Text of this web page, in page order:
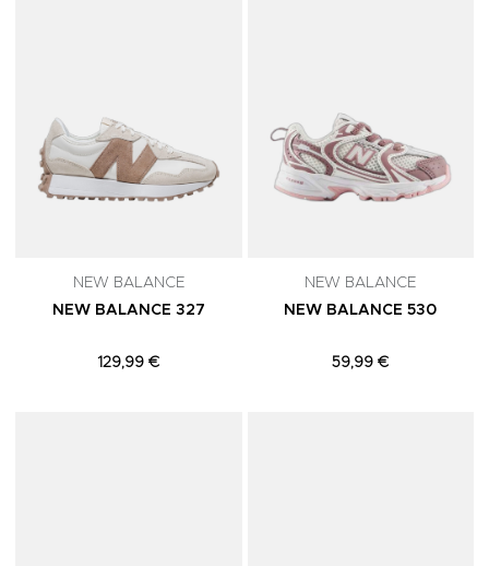
NEW BALANCE
NEW BALANCE 327
129,99 €
NEW BALANCE
NEW BALANCE 530
59,99 €